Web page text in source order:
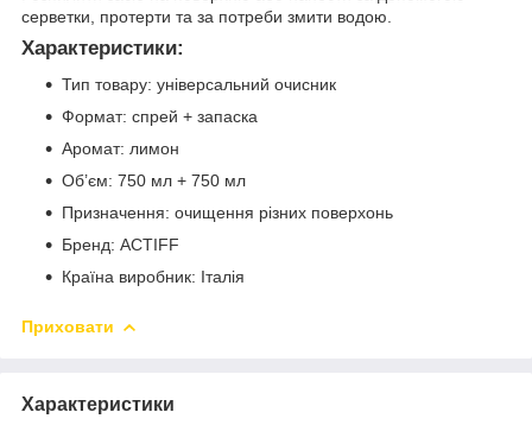
серветки, протерти та за потреби змити водою.
Характеристики:
Тип товару: універсальний очисник
Формат: спрей + запаска
Аромат: лимон
Об’єм: 750 мл + 750 мл
Призначення: очищення різних поверхонь
Бренд: ACTIFF
Країна виробник: Італія
Приховати
Характеристики